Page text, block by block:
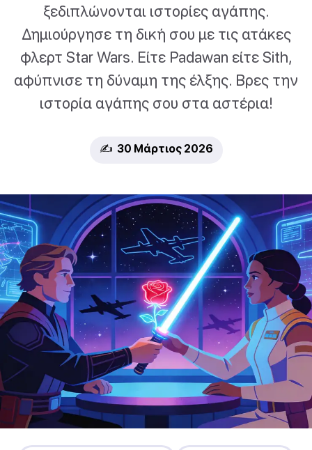
ξεδιπλώνονται ιστορίες αγάπης.
Δημιούργησε τη δική σου με τις ατάκες
φλερτ Star Wars. Είτε Padawan είτε Sith,
αφύπνισε τη δύναμη της έλξης. Βρες την
ιστορία αγάπης σου στα αστέρια!
✍️ 30 Μάρτιος 2026